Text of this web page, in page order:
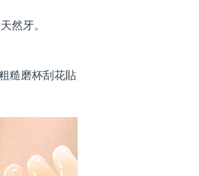
然牙。
糙磨杯刮花貼